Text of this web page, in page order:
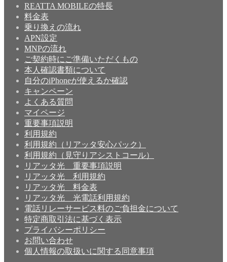
REATTA MOBILEの特長
料金表
乗り換えの流れ
APN設定
MNPの流れ
ご契約時にご準備いただくもの
本人確認書類について
自分のiPhoneが使えるか確認
キャンペーン
よくある質問
マイページ
重要事項説明
利用規約
利用規約（リアッタ安心パック）
利用規約（見守りアシストコール）
リアッタ光 重要事項説明
リアッタ光 利用規約
リアッタ光 料金表
リアッタ光 光電話利用規約
電話リレーサービス料のご負担金について
特定商取引法に基づく表示
プライバシーポリシー
お問い合わせ
個人情報の取扱いに関する同意事項